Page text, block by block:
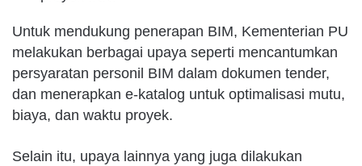
Untuk mendukung penerapan BIM, Kementerian PU
melakukan berbagai upaya seperti mencantumkan
persyaratan personil BIM dalam dokumen tender,
dan menerapkan e-katalog untuk optimalisasi mutu,
biaya, dan waktu proyek.
Selain itu, upaya lainnya yang juga dilakukan